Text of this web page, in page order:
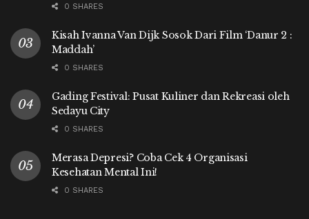
0 SHARES
Kisah Ivanna Van Dijk Sosok Dari Film ‘Danur 2 :
Maddah’
0 SHARES
Gading Festival: Pusat Kuliner dan Rekreasi oleh
Sedayu City
0 SHARES
Merasa Depresi? Coba Cek 4 Organisasi
Kesehatan Mental Ini!
0 SHARES